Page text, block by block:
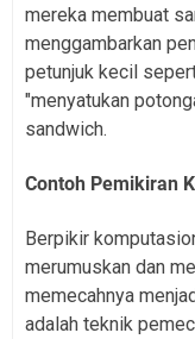
mereka membuat
menggambarkan
petunjuk kecil
"menyatukan
sandwich.
Contoh Pemikiran
Berpikir
merumuskan dan
memecahnya
adalah teknik